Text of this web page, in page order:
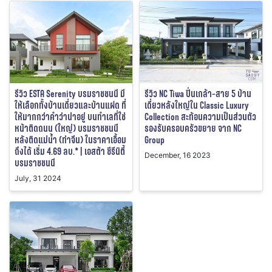
รีวิว ESTA Serenity บรมราชชนนี มี
ให้เลือกทั้งบ้านเดี่ยวและบ้านแฝด ที่
ให้มากกว่าคำว่าน่าอยู่ บนทำเลที่ใช่
หน้าติดถนน (ใหญ่) บรมราชชนนี
หลังติดแม่น้ำ (ท่าจีน) ในราคาเอื้อม
ถึงได้ เริ่ม 4.69 ลบ.* | เอสต้า ซีรีนิตี้
บรมราชชนนี
July, 31 2024
รีวิว NC Tiwa ปิ่นเกล้า-สาย 5 บ้าน
เดี่ยวหลังใหญ่ใน Classic Luxury
Collection สะท้อนความเป็นส่วนตัว
รองรับครอบครัวขยาย จาก NC
Group
December, 16 2023